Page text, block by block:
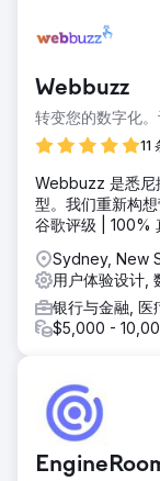
Webbuzz
转变您的数字化。
11
Webbuzz 是悉尼
型。我们重新构
谷歌评级 | 100%
Sydney, New
用户体验设计,
银行与金融, 医
$5,000 -